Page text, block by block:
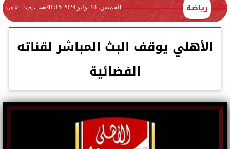
رياضة الخميس، 18 يوليو 2024 01:15 صـ بتوقيت القاهرة
الأهلي يوقف البث المباشر لقناته
الفضائية